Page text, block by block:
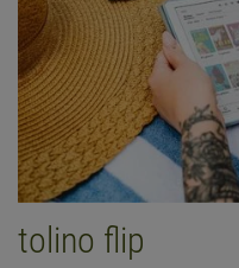
tolino flip